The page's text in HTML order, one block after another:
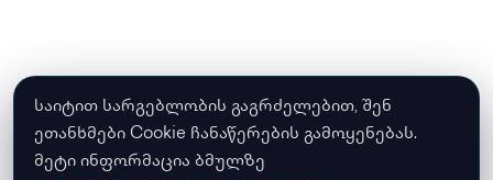
საიტით სარგებლობის გაგრძელებით, შენ
ეთანხმები Cookie ჩანაწერების გამოყენებას.
მეტი ინფორმაცია ბმულზე